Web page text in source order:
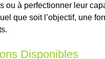
ou à perfectionner leur
que soit l’objectif, une
Disponibles